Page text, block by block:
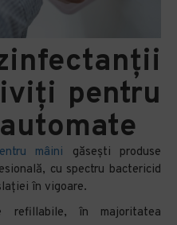
pentru
mâini găsești produse
cu spectru bactericid
în vigoare.
refillabile, în majoritatea